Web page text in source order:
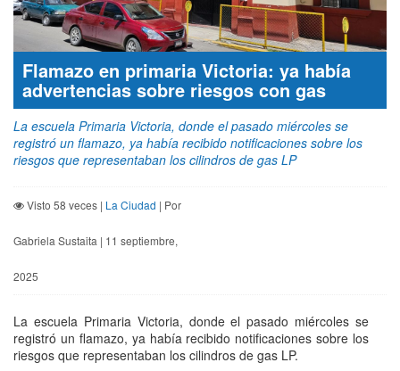
Flamazo en primaria Victoria: ya había
advertencias sobre riesgos con gas
La escuela Primaria Victoria, donde el pasado miércoles se
registró un flamazo, ya había recibido notificaciones sobre los
riesgos que representaban los cilindros de gas LP
Visto 58 veces | La Ciudad | Por
Gabriela Sustaita | 11 septiembre,
2025
La escuela Primaria Victoria, donde el pasado miércoles se
registró un flamazo, ya había recibido notificaciones sobre los
riesgos que representaban los cilindros de gas LP.